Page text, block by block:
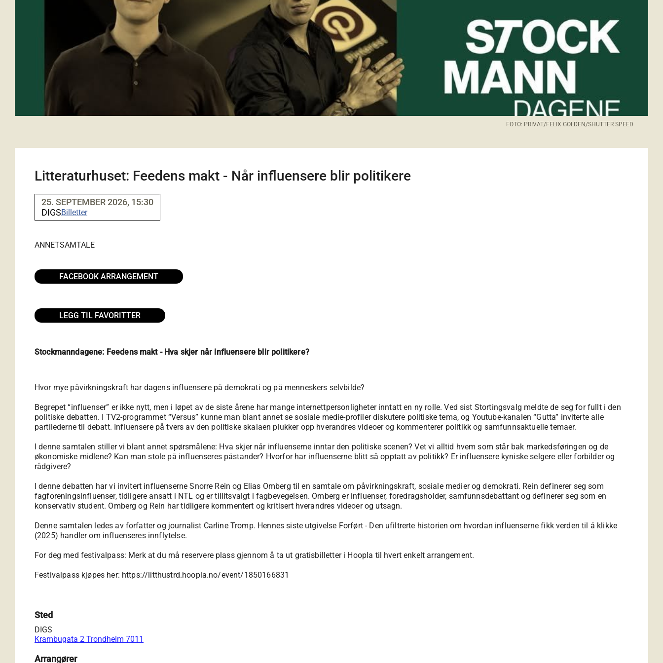
FOTO: PRIVAT/FELIX GOLDEN/SHUTTER SPEED
Litteraturhuset: Feedens makt - Når influensere blir politikere
25. SEPTEMBER 2026, 15:30
DIGSBilletter
ANNETSAMTALE
FACEBOOK ARRANGEMENT
LEGG TIL FAVORITTER
Stockmanndagene: Feedens makt - Hva skjer når influensere blir politikere?
Hvor mye påvirkningskraft har dagens influensere på demokrati og på menneskers selvbilde?
Begrepet “influenser” er ikke nytt, men i løpet av de siste årene har mange internettpersonligheter inntatt en ny rolle. Ved sist Stortingsvalg meldte de seg for fullt i den
politiske debatten. I TV2-programmet “Versus” kunne man blant annet se sosiale medie-profiler diskutere politiske tema, og Youtube-kanalen “Gutta” inviterte alle
partilederne til debatt. Influensere på tvers av den politiske skalaen plukker opp hverandres videoer og kommenterer politikk og samfunnsaktuelle temaer.
I denne samtalen stiller vi blant annet spørsmålene: Hva skjer når influenserne inntar den politiske scenen? Vet vi alltid hvem som står bak markedsføringen og de
økonomiske midlene? Kan man stole på influenseres påstander? Hvorfor har influenserne blitt så opptatt av politikk? Er influensere kyniske selgere eller forbilder og
rådgivere?
I denne debatten har vi invitert influenserne Snorre Rein og Elias Omberg til en samtale om påvirkningskraft, sosiale medier og demokrati. Rein definerer seg som
fagforeningsinfluenser, tidligere ansatt i NTL og er tillitsvalgt i fagbevegelsen. Omberg er influenser, foredragsholder, samfunnsdebattant og definerer seg som en
konservativ student. Omberg og Rein har tidligere kommentert og kritisert hverandres videoer og utsagn.
Denne samtalen ledes av forfatter og journalist Carline Tromp. Hennes siste utgivelse Forført - Den ufiltrerte historien om hvordan influenserne fikk verden til å klikke
(2025) handler om influenseres innflytelse.
For deg med festivalpass: Merk at du må reservere plass gjennom å ta ut gratisbilletter i Hoopla til hvert enkelt arrangement.
Festivalpass kjøpes her: https://litthustrd.hoopla.no/event/1850166831
Sted
DIGS
Krambugata 2 Trondheim 7011
Arrangører